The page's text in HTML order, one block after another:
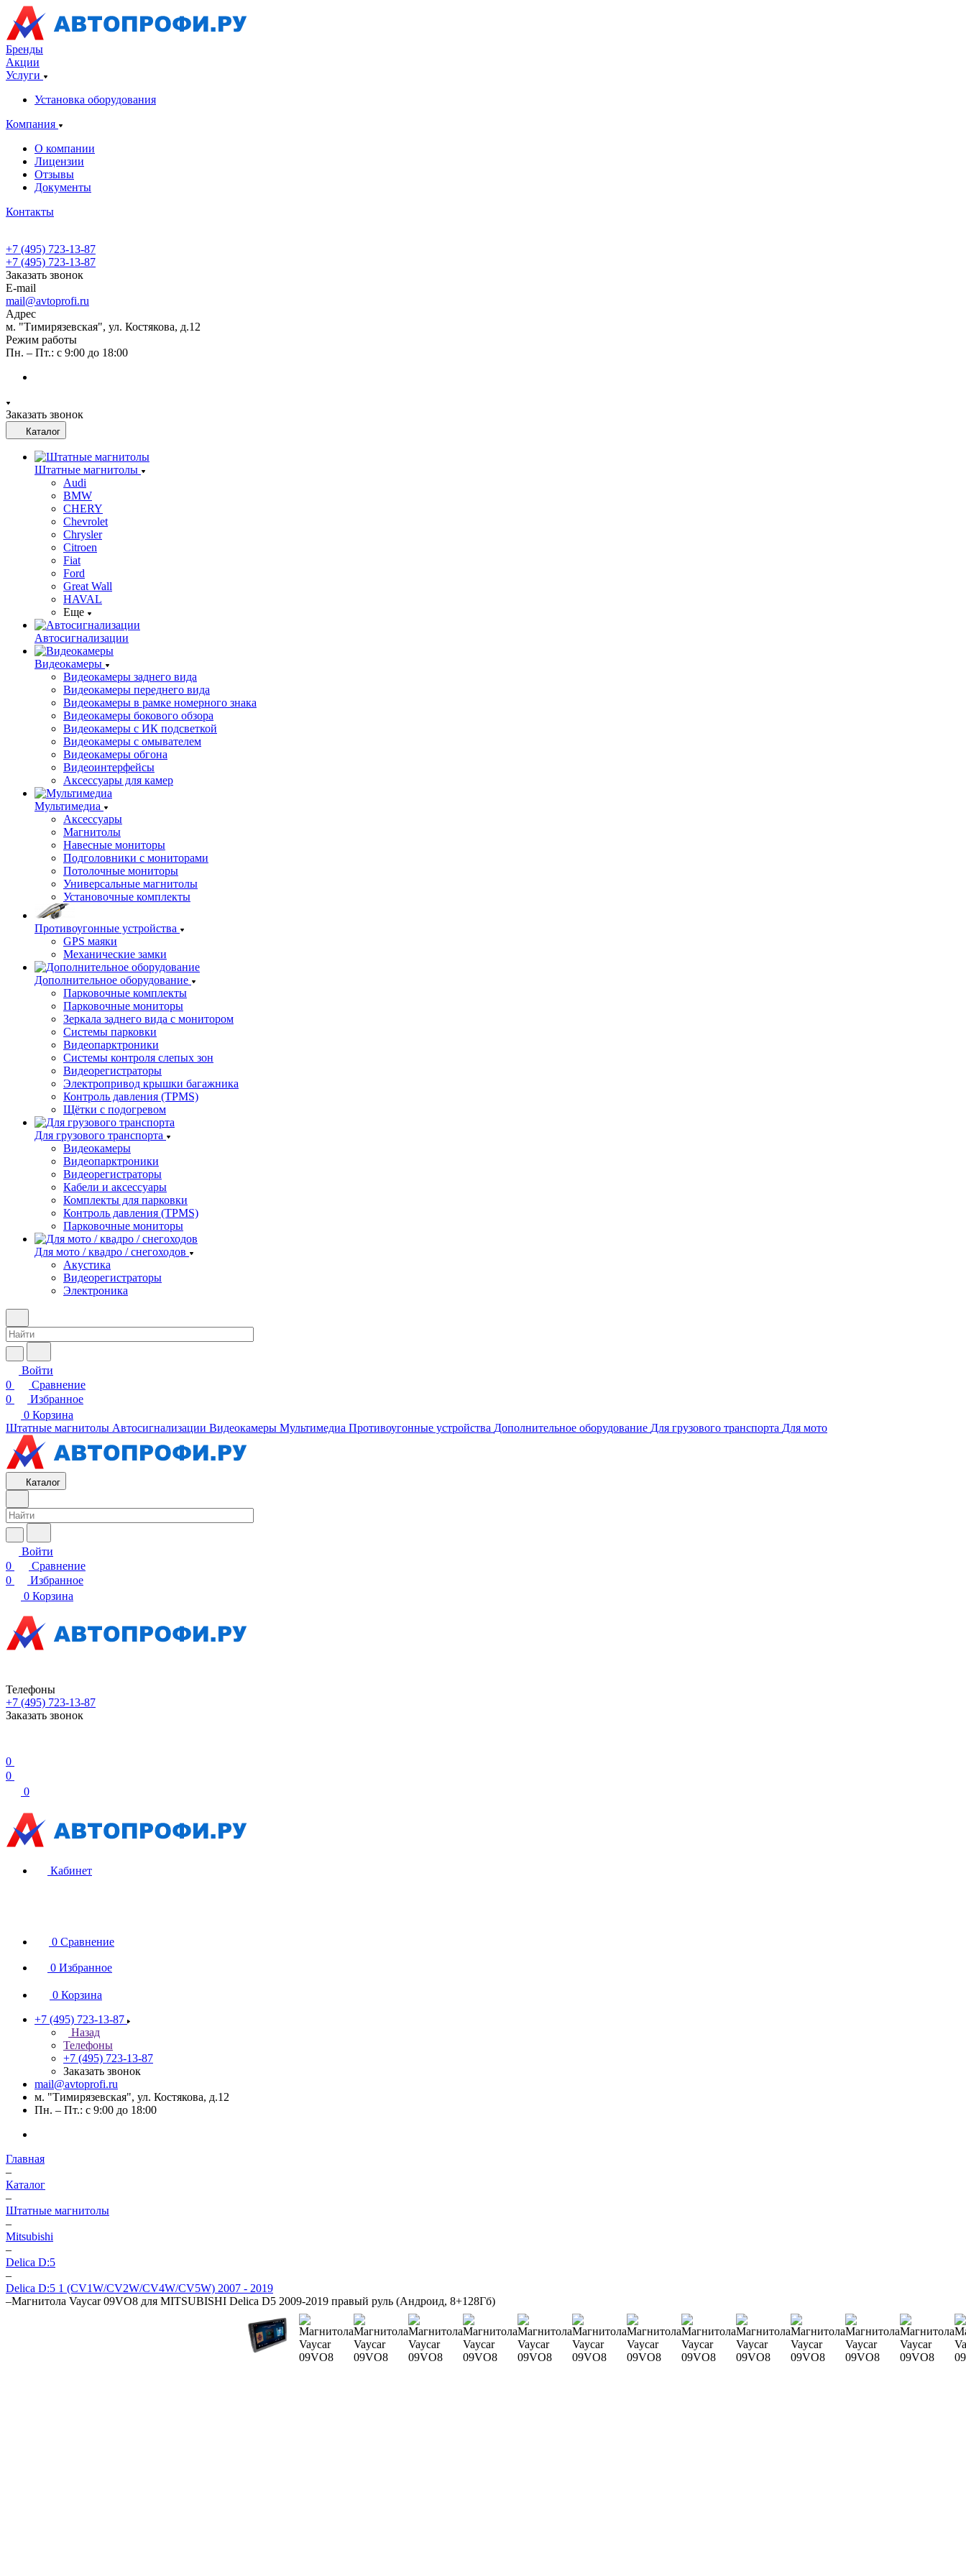
Бренды
Акции
Услуги
Установка оборудования
Компания
О компании
Лицензии
Отзывы
Документы
Контакты
+7 (495) 723-13-87
+7 (495) 723-13-87
Заказать звонок
E-mail
mail@avtoprofi.ru
Адрес
м. "Тимирязевская", ул. Костякова, д.12
Режим работы
Пн. – Пт.: с 9:00 до 18:00
Заказать звонок
Каталог
Штатные магнитолы
Audi
BMW
CHERY
Chevrolet
Chrysler
Citroen
Fiat
Ford
Great Wall
HAVAL
Еще
Автосигнализации
Видеокамеры
Видеокамеры заднего вида
Видеокамеры переднего вида
Видеокамеры в рамке номерного знака
Видеокамеры бокового обзора
Видеокамеры с ИК подсветкой
Видеокамеры с омывателем
Видеокамеры обгона
Видеоинтерфейсы
Аксессуары для камер
Мультимедиа
Аксессуары
Магнитолы
Навесные мониторы
Подголовники с мониторами
Потолочные мониторы
Универсальные магнитолы
Установочные комплекты
Противоугонные устройства
GPS маяки
Механические замки
Дополнительное оборудование
Парковочные комплекты
Парковочные мониторы
Зеркала заднего вида с монитором
Системы парковки
Видеопарктроники
Системы контроля слепых зон
Видеорегистраторы
Электропривод крышки багажника
Контроль давления (TPMS)
Щётки с подогревом
Для грузового транспорта
Видеокамеры
Видеопарктроники
Видеорегистраторы
Кабели и аксессуары
Комплекты для парковки
Контроль давления (TPMS)
Парковочные мониторы
Для мото / квадро / снегоходов
Акустика
Видеорегистраторы
Электроника
Войти
0
Сравнение
0
Избранное
0 Корзина
Штатные магнитолы Автосигнализации Видеокамеры Мультимедиа Противоугонные устройства Дополнительное оборудование Для грузового транспорта Для мото
Каталог
Войти
0
Сравнение
0
Избранное
0 Корзина
Телефоны
+7 (495) 723-13-87
Заказать звонок
0
0
0
Кабинет
0 Сравнение
0 Избранное
0 Корзина
+7 (495) 723-13-87
Назад
Телефоны
+7 (495) 723-13-87
Заказать звонок
mail@avtoprofi.ru
м. "Тимирязевская", ул. Костякова, д.12
Пн. – Пт.: с 9:00 до 18:00
Главная
–
Каталог
–
Штатные магнитолы
–
Mitsubishi
–
Delica D:5
–
Delica D:5 1 (CV1W/CV2W/CV4W/CV5W) 2007 - 2019
–Магнитола Vaycar 09VO8 для MITSUBISHI Delica D5 2009-2019 правый руль (Андроид, 8+128Гб)